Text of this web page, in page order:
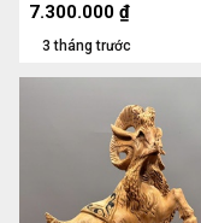
3 tháng trước
7.300.000 ₫